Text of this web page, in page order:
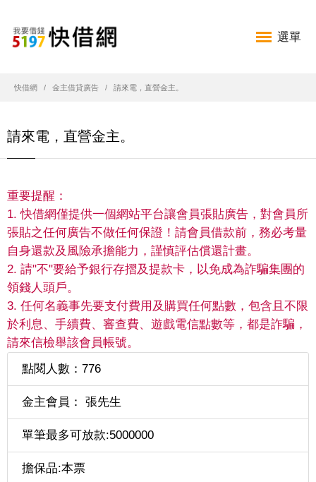
選單
快借網 金主借貸廣告 請來電，直營金主。
請來電，直營金主。
重要提醒：
1. 快借網僅提供一個網站平台讓會員張貼廣告，對會員所
張貼之任何廣告不做任何保證！請會員借款前，務必考量
自身還款及風險承擔能力，謹慎評估償還計畫。
2. 請"不"要給予銀行存摺及提款卡，以免成為詐騙集團的
領錢人頭戶。
3. 任何名義事先要支付費用及購買任何點數，包含且不限
於利息、手續費、審查費、遊戲電信點數等，都是詐騙，
請來信檢舉該會員帳號。
點閱人數：776
金主會員： 張先生
單筆最多可放款:5000000
擔保品:本票